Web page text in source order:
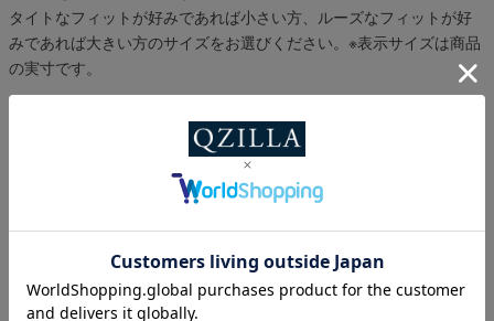
タイトなフィットが好みであれば小さい方、ルーズなフィットが好
みであれば大きい方のサイズをお選びください。 ※表示サイズは商品
の実寸です。
スタイル提案
羽織るだけでコーデが格上げされるデザイン性の高い1枚。
※プライベートブラウズ(シークレットモード)ではスタイル画像が表